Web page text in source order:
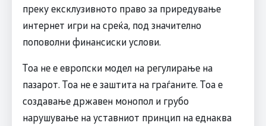
преку ексклузивното право за приредување
интернет игри на среќа, под значително
поповолни финансиски услови.
Тоа не е европски модел на регулирање на
пазарот. Тоа не е заштита на граѓаните. Тоа е
создавање државен монопол и грубо
нарушување на уставниот принцип на еднаква